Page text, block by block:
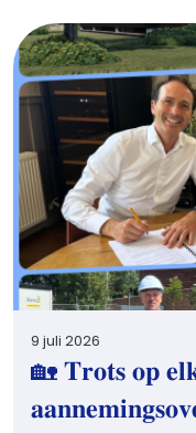
9 juli 2026
🏡 𝐓𝐫𝐨𝐭𝐬 𝐨𝐩